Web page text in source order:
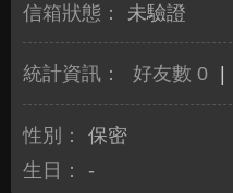
信箱狀態： 未驗證
統計資訊： 好友數 0
性別：
保密
生日：
-